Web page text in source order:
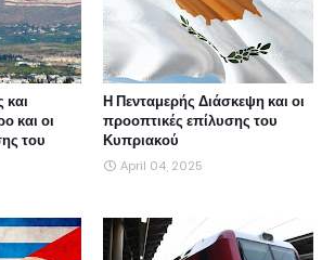
και
και οι
του
Η Πενταμερής Διάσκεψη και οι
προοπτικές επίλυσης του
Κυπριακού
April 04, 2025